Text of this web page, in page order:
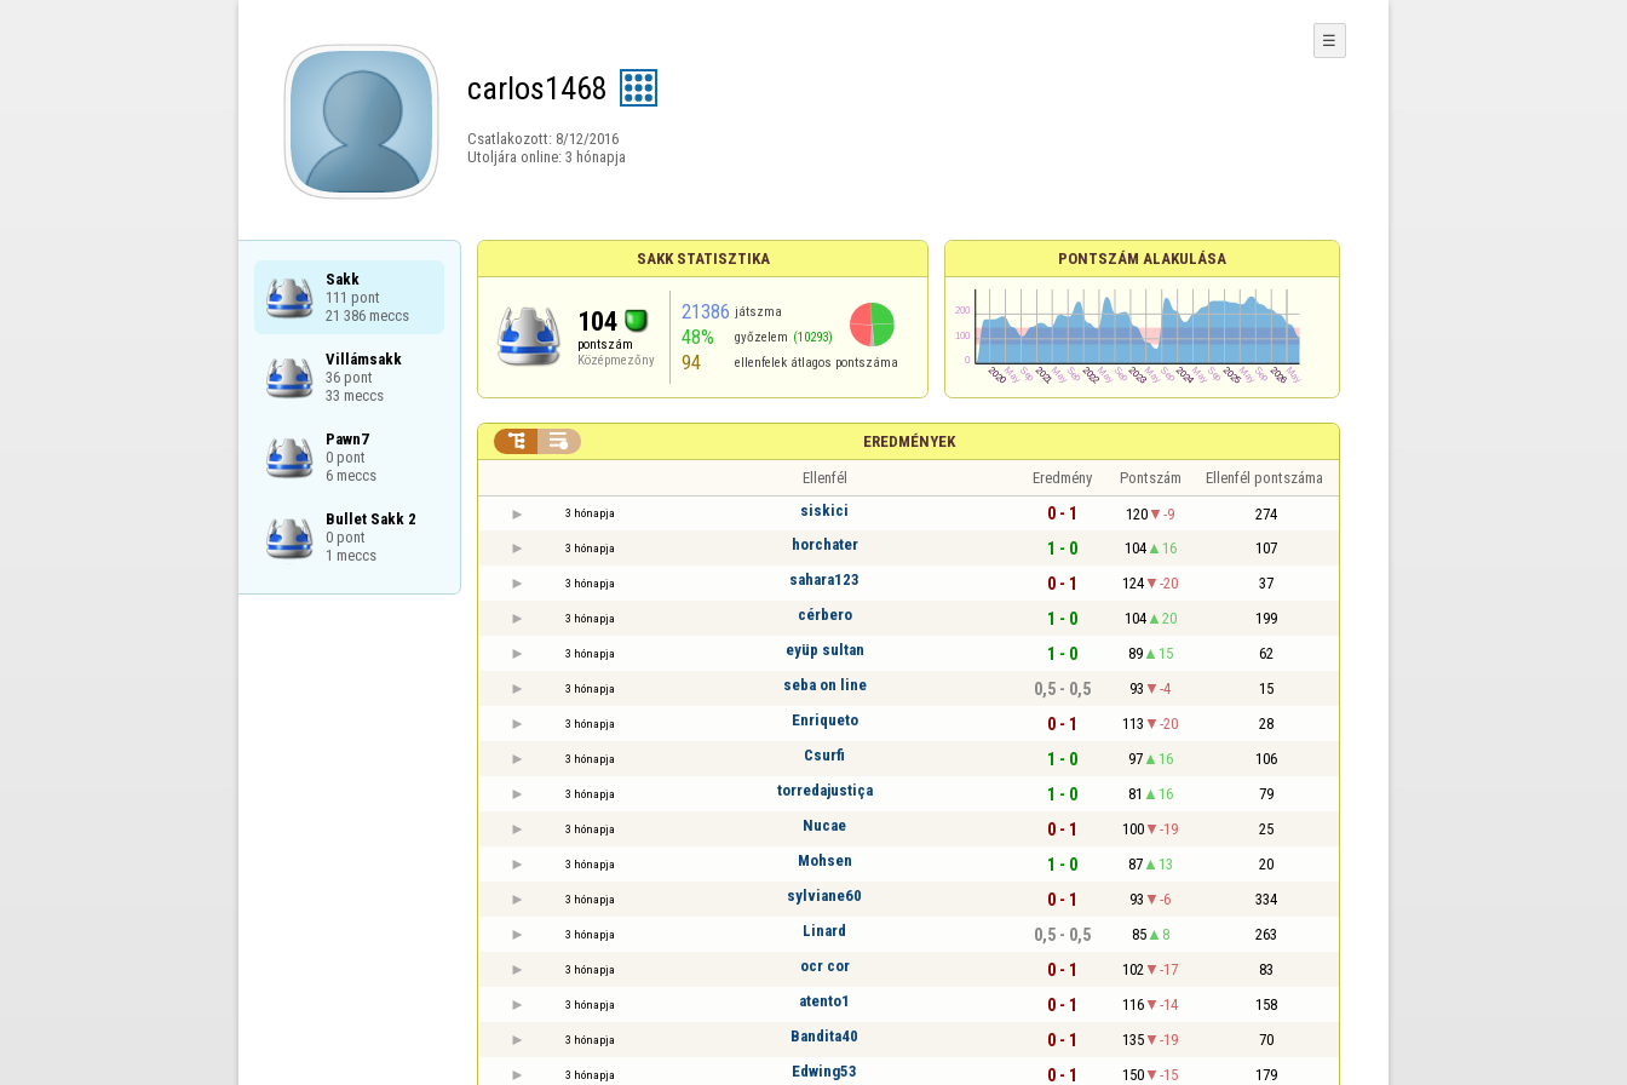
carlos1468
Csatlakozott: 8/12/2016
Utoljára online: 3 hónapja
☰
Sakk
111 pont
21 386 meccs
Villámsakk
36 pont
33 meccs
Pawn7
0 pont
6 meccs
Bullet Sakk 2
0 pont
1 meccs
SAKK STATISZTIKA
104
pontszám
Középmezőny
21386 játszma
48% győzelem (10293)
94 ellenfelek átlagos pontszáma
PONTSZÁM ALAKULÁSA
EREDMÉNYEK
 
Ellenfél Eredmény Pontszám Ellenfél pontszáma
3 hónapja siskici 0 - 1 120 -9 274
3 hónapja horchater 1 - 0 104 16 107
3 hónapja sahara123 0 - 1 124 -20 37
3 hónapja cérbero 1 - 0 104 20 199
3 hónapja eyüp sultan 1 - 0 89 15 62
3 hónapja seba on line 0,5 - 0,5 93 -4 15
3 hónapja Enriqueto 0 - 1 113 -20 28
3 hónapja Csurfi 1 - 0 97 16 106
3 hónapja torredajustiça 1 - 0 81 16 79
3 hónapja Nucae 0 - 1 100 -19 25
3 hónapja Mohsen 1 - 0 87 13 20
3 hónapja sylviane60 0 - 1 93 -6 334
3 hónapja Linard 0,5 - 0,5 85 8 263
3 hónapja ocr cor 0 - 1 102 -17 83
3 hónapja atento1 0 - 1 116 -14 158
3 hónapja Bandita40 0 - 1 135 -19 70
3 hónapja Edwing53 0 - 1 150 -15 179